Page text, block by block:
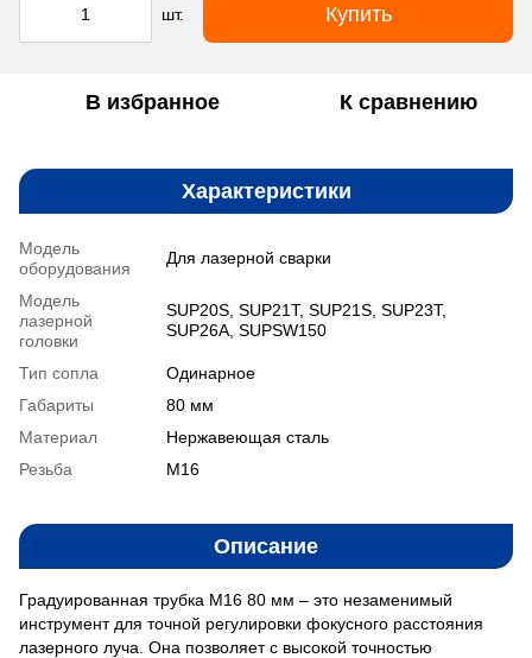
шт. Купить
В избранное К сравнению
Характеристики
Модель
оборудования
Для лазерной сварки
Модель
лазерной
головки
SUP20S, SUP21T, SUP21S, SUP23T,
SUP26A, SUPSW150
Тип сопла
Одинарное
Габариты
80 мм
Материал
Нержавеющая сталь
Резьба
M16
Описание
Градуированная трубка M16 80 мм – это незаменимый
инструмент для точной регулировки фокусного расстояния
лазерного луча. Она позволяет с высокой точностью